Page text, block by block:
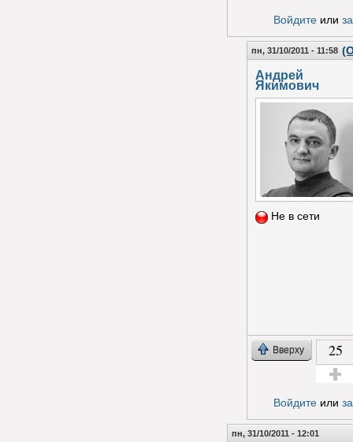
Войдитеили
пн, 31/10/2011 - 11:58
Андрей
Якимович
Не в сети
Вверху 25
Войдитеили
пн, 31/10/2011 - 12:01